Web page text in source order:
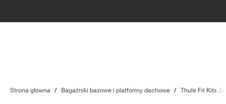
Strona główna / Bagażniki bazowe i platformy dachowe / Thule Fit Kits